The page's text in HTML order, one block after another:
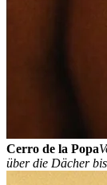
Cerro de la Popa
über die Dächer